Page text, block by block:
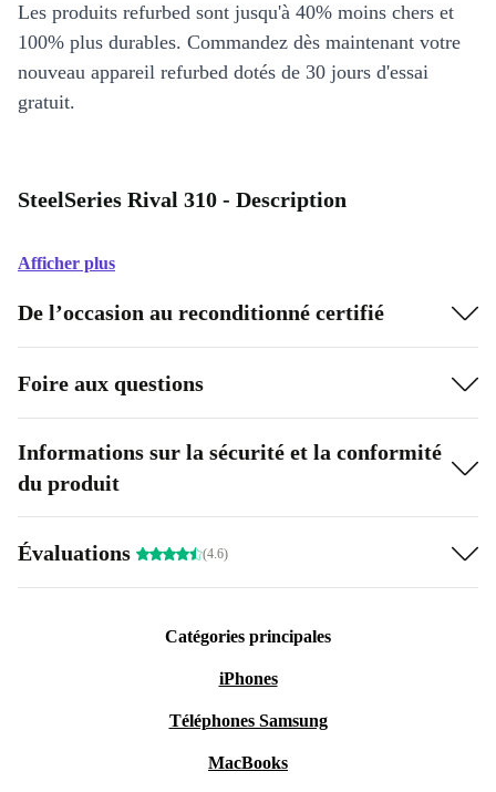
Les produits refurbed sont jusqu'à 40% moins chers et
100% plus durables. Commandez dès maintenant votre
nouveau appareil refurbed dotés de 30 jours d'essai
gratuit.
SteelSeries Rival 310 - Description
Afficher plus
De l’occasion au reconditionné certifié
Foire aux questions
Informations sur la sécurité et la conformité
du produit
Évaluations (4.6)
Catégories principales
iPhones
Téléphones Samsung
MacBooks